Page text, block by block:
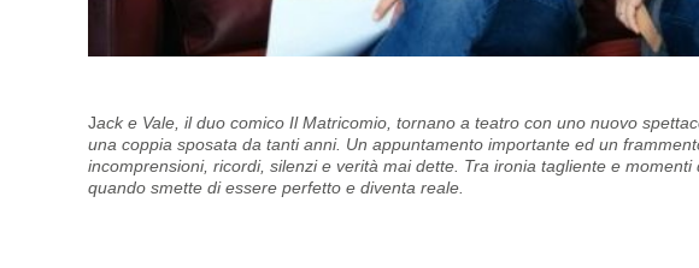
Jack e Vale, il duo comico Il Matricomio, tornano a teatro con uno nuovo
una coppia sposata da tanti anni. Un appuntamento importante ed un
incomprensioni, ricordi, silenzi e verità mai dette. Tra ironia tagliente e
quando smette di essere perfetto e diventa reale.